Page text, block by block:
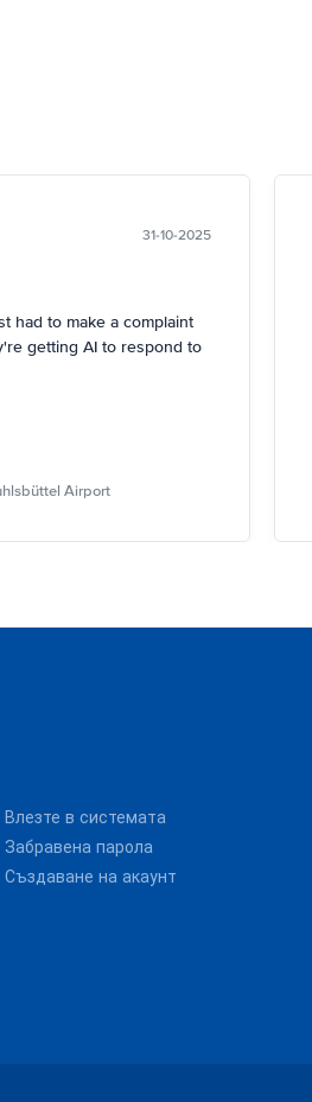
31-10-2025
had to make a complaint
getting AI to respond to
Airport
Влезте в системата
Забравена парола
Създаване на акаунт